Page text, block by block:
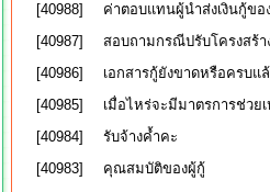
[40988]
ค่าตอบแทนผู้นำส่งเงินกู้ขอ
[40987]
สอบถามกรณีปรับโครงสร้า
[40986]
เอกสารกู้ยังขาดหรือครบแ
[40985]
เมื่อไหร่จะมีมาตรการช่วย
[40984]
รับจ้างค้ำคะ
[40983]
คุณสมบัติของผู้กู้